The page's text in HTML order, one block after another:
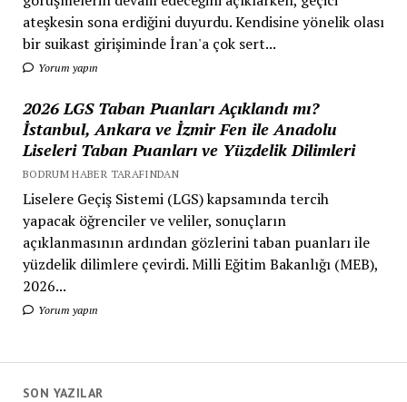
ateşkesin sona erdiğini duyurdu. Kendisine yönelik olası
bir suikast girişiminde İran'a çok sert...
Yorum yapın
2026 LGS Taban Puanları Açıklandı mı?
İstanbul, Ankara ve İzmir Fen ile Anadolu
Liseleri Taban Puanları ve Yüzdelik Dilimleri
BODRUM HABER TARAFINDAN
Liselere Geçiş Sistemi (LGS) kapsamında tercih
yapacak öğrenciler ve veliler, sonuçların
açıklanmasının ardından gözlerini taban puanları ile
yüzdelik dilimlere çevirdi. Milli Eğitim Bakanlığı (MEB),
2026...
Yorum yapın
SON YAZILAR